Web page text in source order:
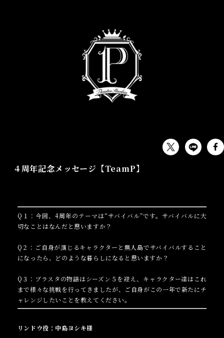
４周年記念メッセージ【TeamP】
Q１：今回、4周年のテーマは“サバイバル”です。サバイバルに大
切なことはなんだと思いますか？
Q２：ご自身が演じるキャラクターと無人島でサバイバルすること
になったら、どのような暮らしになると思いますか？
Q３：ブラスタの物語はシーズン５を迎え、キャラクター達はこれ
まで様々な挑戦を行ってきましたが、ご自身がこの一年で新たにチ
ャレンジしたいことを教えてください。
リンドウ役：中島ヨシキ様